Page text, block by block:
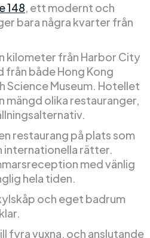
148, ett modernt och
bara några kvarter från
kilometer från Harbor City
från både Hong Kong
Science Museum. Hotellet
mängd olika restauranger,
restaurang på plats som
internationella rätter.
med vänlig
hela tiden.
och eget badrum
fyra vuxna, och anslutande